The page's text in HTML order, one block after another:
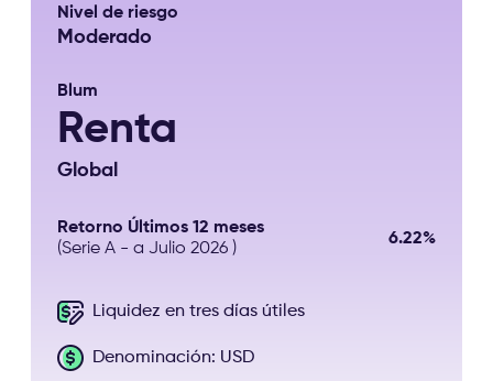
Nivel de riesgo
Moderado
Blum
Renta
Global
Retorno Últimos 12 meses
(Serie A - a Julio 2026 )
6.22%
Liquidez en tres días útiles
Denominación: USD